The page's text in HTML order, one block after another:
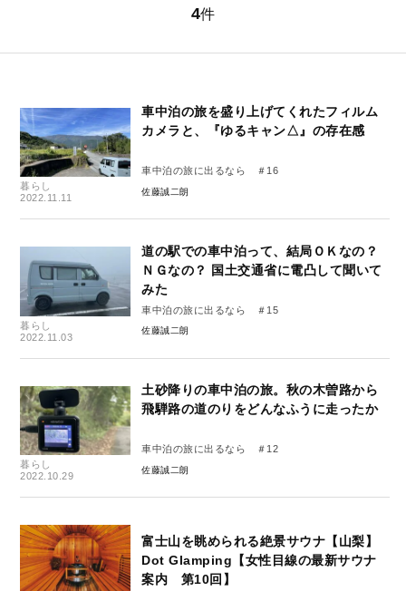
4件
暮らし
2022.11.11
車中泊の旅を盛り上げてくれたフィルム
カメラと、『ゆるキャン△』の存在感
車中泊の旅に出るなら ＃16
佐藤誠二朗
暮らし
2022.11.03
道の駅での車中泊って、結局ＯＫなの？
ＮＧなの？ 国土交通省に電凸して聞いて
みた
車中泊の旅に出るなら ＃15
佐藤誠二朗
暮らし
2022.10.29
土砂降りの車中泊の旅。秋の木曽路から
飛騨路の道のりをどんなふうに走ったか
車中泊の旅に出るなら ＃12
佐藤誠二朗
富士山を眺められる絶景サウナ【山梨】
Dot Glamping【女性目線の最新サウナ
案内 第10回】